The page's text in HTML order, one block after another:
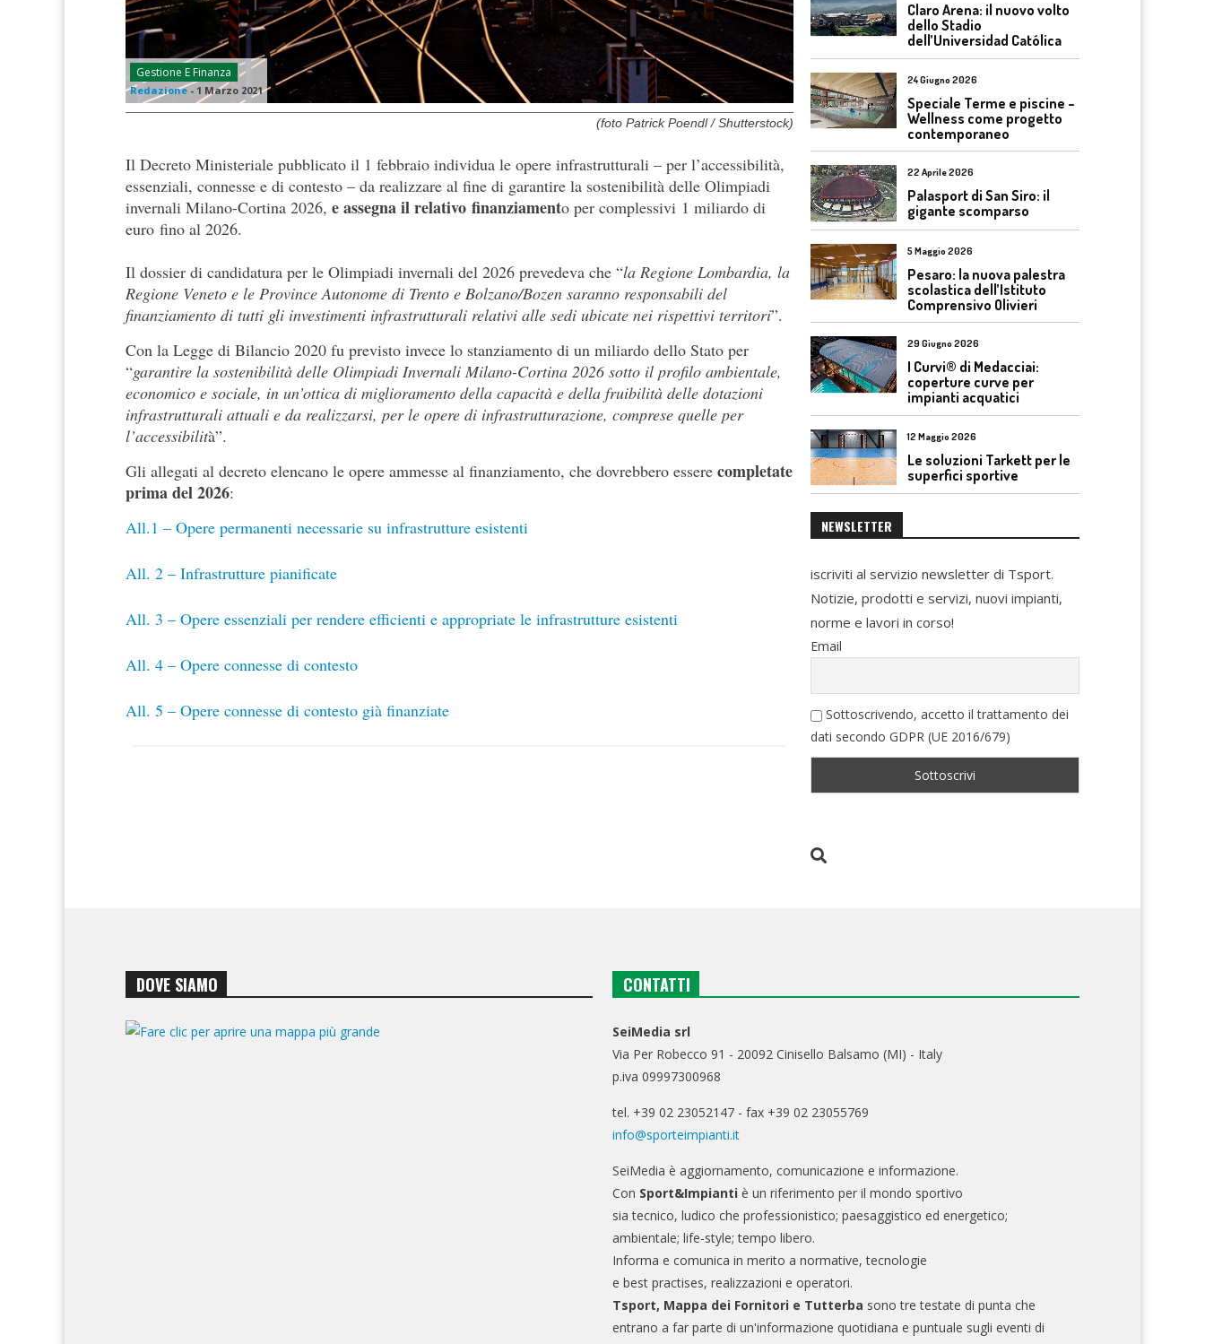
Gestione E Finanza
Redazione- 1 Marzo 2021
(foto Patrick Poendl / Shutterstock)
Il Decreto Ministeriale pubblicato il 1 febbraio individua le opere infrastrutturali – per l’accessibilità,
essenziali, connesse e di contesto – da realizzare al fine di garantire la sostenibilità delle Olimpiadi
invernali Milano-Cortina 2026, e assegna il relativo finanziamento per complessivi 1 miliardo di
euro fino al 2026.
Il dossier di candidatura per le Olimpiadi invernali del 2026 prevedeva che “la Regione Lombardia, la
Regione Veneto e le Province Autonome di Trento e Bolzano/Bozen saranno responsabili del
finanziamento di tutti gli investimenti infrastrutturali relativi alle sedi ubicate nei rispettivi territori”.
Con la Legge di Bilancio 2020 fu previsto invece lo stanziamento di un miliardo dello Stato per
“garantire la sostenibilità delle Olimpiadi Invernali Milano-Cortina 2026 sotto il profilo ambientale,
economico e sociale, in un’ottica di miglioramento della capacità e della fruibilità delle dotazioni
infrastrutturali attuali e da realizzarsi, per le opere di infrastrutturazione, comprese quelle per
l’accessibilità”.
Gli allegati al decreto elencano le opere ammesse al finanziamento, che dovrebbero essere completate
prima del 2026:
All.1 – Opere permanenti necessarie su infrastrutture esistenti
All. 2 – Infrastrutture pianificate
All. 3 – Opere essenziali per rendere efficienti e appropriate le infrastrutture esistenti
All. 4 – Opere connesse di contesto
All. 5 – Opere connesse di contesto già finanziate
Claro Arena: il nuovo volto
dello Stadio
dell’Universidad Católica
24 Giugno 2026
Speciale Terme e piscine –
Wellness come progetto
contemporaneo
22 Aprile 2026
Palasport di San Siro: il
gigante scomparso
5 Maggio 2026
Pesaro: la nuova palestra
scolastica dell’Istituto
Comprensivo Olivieri
29 Giugno 2026
I Curvi® di Medacciai:
coperture curve per
impianti acquatici
12 Maggio 2026
Le soluzioni Tarkett per le
superfici sportive
NEWSLETTER
iscriviti al servizio newsletter di Tsport.
Notizie, prodotti e servizi, nuovi impianti,
norme e lavori in corso!
Email
Sottoscrivendo, accetto il trattamento dei
dati secondo GDPR (UE 2016/679)
DOVE SIAMO CONTATTI
SeiMedia srl
Via Per Robecco 91 - 20092 Cinisello Balsamo (MI) - Italy
p.iva 09997300968
tel. +39 02 23052147 - fax +39 02 23055769
info@sporteimpianti.it
SeiMedia è aggiornamento, comunicazione e informazione.
Con Sport&Impianti è un riferimento per il mondo sportivo
sia tecnico, ludico che professionistico; paesaggistico ed energetico;
ambientale; life-style; tempo libero.
Informa e comunica in merito a normative, tecnologie
e best practises, realizzazioni e operatori.
Tsport, Mappa dei Fornitori e Tutterba sono tre testate di punta che
entrano a far parte di un'informazione quotidiana e puntuale sugli eventi di